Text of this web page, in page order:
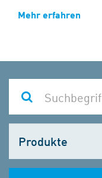
Mehr erfahren
wählen